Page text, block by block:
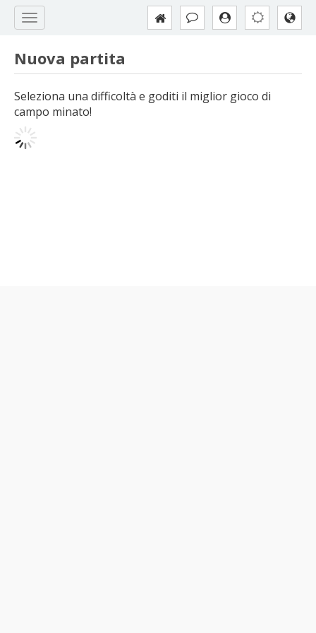
Nuova partita
Seleziona una difficoltà e goditi il miglior gioco di
campo minato!